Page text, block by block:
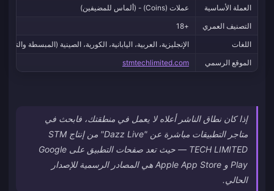
العملة الأساسية
عملات (Coins) - (ألماس للمضيفين)
التصنيف العمري
+18
اللغات
الإنجليزية، العربية، اليابانية، الكورية، الصينية (المبسطة
الموقع الرسمي
stmtechlimited.com
إذا كان نطاق الناشر أعلاه لا يعمل في منطقتك، فابحث في
متاجر التطبيقات مباشرة عن "Dazz Live" من إنتاج STM
TECH LIMITED — حيث تعد صفحات التطبيق على Google
Play و Apple App Store هي المصادر الرسمية للإصدار
الحالي.